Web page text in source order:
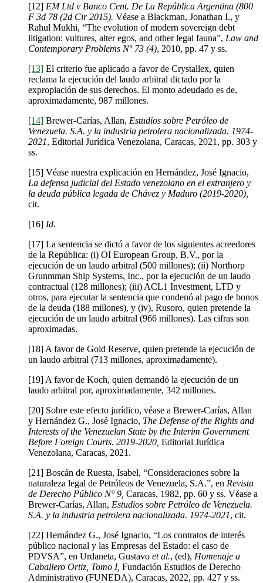
[12] EM Ltd v Banco Cent. De La República Argentina (800
F 3d 78 (2d Cir 2015). Véase a Blackman, Jonathan I., y
Rahul Mukhi, “The evolution of modern sovereign debt
litigation: vultures, alter egos, and other legal fauna”, Law and
Contemporary Problems Nº 73 (4), 2010, pp. 47 y ss.
[13] El criterio fue aplicado a favor de Crystallex, quien
reclama la ejecución del laudo arbitral dictado por la
expropiación de sus derechos. El monto adeudado es de,
aproximadamente, 987 millones.
[14] Brewer-Carías, Allan, Estudios sobre Petróleo de
Venezuela. S.A. y la industria petrolera nacionalizada. 1974-
2021, Editorial Jurídica Venezolana, Caracas, 2021, pp. 303 y
ss.
[15] Véase nuestra explicación en Hernández, José Ignacio,
La defensa judicial del Estado venezolano en el extranjero y
la deuda pública legada de Chávez y Maduro (2019-2020),
cit.
[16] Id.
[17] La sentencia se dictó a favor de los siguientes acreedores
de la República: (i) OI European Group, B.V., por la
ejecución de un laudo arbitral (500 millones); (ii) Northorp
Grunmman Ship Systems, Inc., por la ejecución de un laudo
contractual (128 millones); (iii) ACL1 Investment, LTD y
otros, para ejecutar la sentencia que condenó al pago de bonos
de la deuda (188 millones), y (iv), Rusoro, quien pretende la
ejecución de un laudo arbitral (966 millones). Las cifras son
aproximadas.
[18] A favor de Gold Reserve, quien pretende la ejecución de
un laudo arbitral (713 millones, aproximadamente).
[19] A favor de Koch, quien demandó la ejecución de un
laudo arbitral por, aproximadamente, 342 millones.
[20] Sobre este efecto jurídico, véase a Brewer-Carías, Allan
y Hernández G., José Ignacio, The Defense of the Rights and
Interests of the Venezuelan State by the Interim Government
Before Foreign Courts. 2019-2020, Editorial Jurídica
Venezolana, Caracas, 2021.
[21] Boscán de Ruesta, Isabel, “Consideraciones sobre la
naturaleza legal de Petróleos de Venezuela, S.A.”, en Revista
de Derecho Público N° 9, Caracas, 1982, pp. 60 y ss. Véase a
Brewer-Carías, Allan, Estudios sobre Petróleo de Venezuela.
S.A. y la industria petrolera nacionalizada. 1974-2021, cit.
[22] Hernández G., José Ignacio, “Los contratos de interés
público nacional y las Empresas del Estado: el caso de
PDVSA”, en Urdaneta, Gustavo et al., (ed), Homenaje a
Caballero Ortiz, Tomo I, Fundación Estudios de Derecho
Administrativo (FUNEDA), Caracas, 2022, pp. 427 y ss.